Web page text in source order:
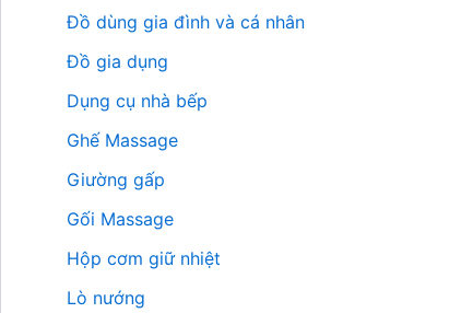
Đồ dùng gia đình và cá nhân
Đồ gia dụng
Dụng cụ nhà bếp
Ghế Massage
Giường gấp
Gối Massage
Hộp cơm giữ nhiệt
Lò nướng